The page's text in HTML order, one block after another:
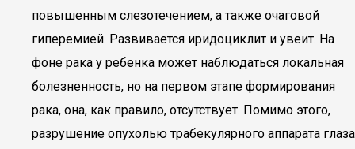
повышенным слезотечением, а также очаговой
гиперемией. Развивается иридоциклит и увеит. На
фоне рака у ребенка может наблюдаться локальная
болезненность, но на первом этапе формирования
рака, она, как правило, отсутствует. Помимо этого,
разрушение опухолью трабекулярного аппарата глаза